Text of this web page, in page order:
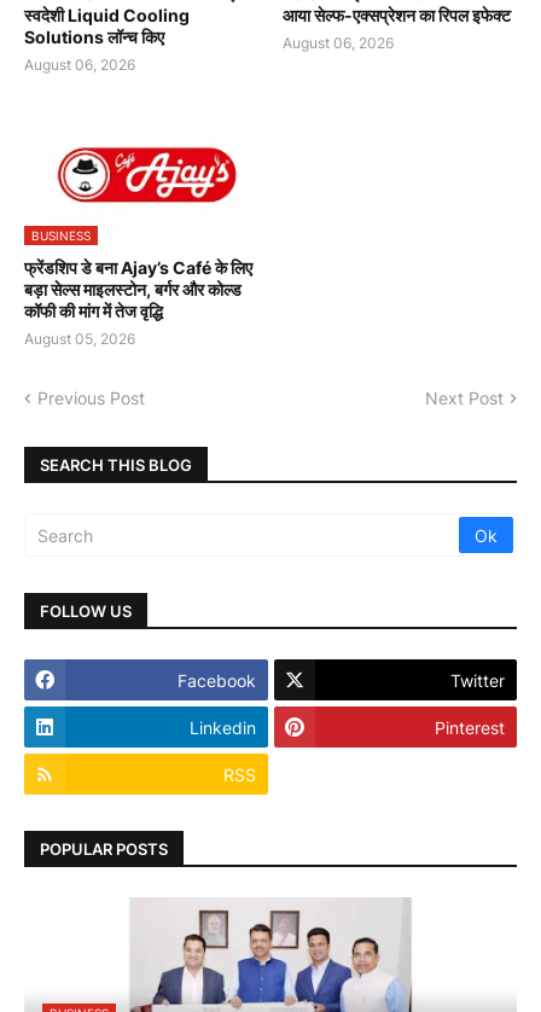
स्वदेशी Liquid Cooling
Solutions लॉन्च किए
August 06, 2026
आया सेल्फ-एक्सप्रेशन का रिपल इफेक्ट
August 06, 2026
BUSINESS
फ्रेंडशिप डे बना Ajay’s Café के लिए
बड़ा सेल्स माइलस्टोन, बर्गर और कोल्ड
कॉफी की मांग में तेज वृद्धि
August 05, 2026
Previous Post Next Post
SEARCH THIS BLOG
FOLLOW US
Facebook Twitter
Linkedin Pinterest
RSS
POPULAR POSTS